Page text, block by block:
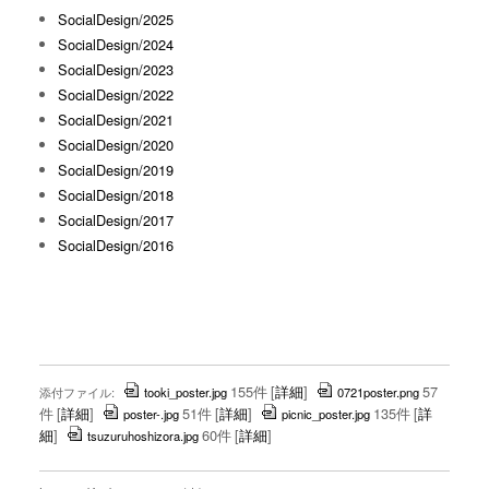
SocialDesign/2025
SocialDesign/2024
SocialDesign/2023
SocialDesign/2022
SocialDesign/2021
SocialDesign/2020
SocialDesign/2019
SocialDesign/2018
SocialDesign/2017
SocialDesign/2016
添付ファイル: tooki_poster.jpg 155件[詳細] 0721poster.png57
件[詳細] poster-.jpg51件[詳細] picnic_poster.jpg 135件[詳
細] tsuzuruhoshizora.jpg60件[詳細]